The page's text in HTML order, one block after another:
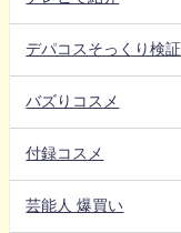
デパコスそっくり検証
バズりコスメ
付録コスメ
芸能人 爆買い